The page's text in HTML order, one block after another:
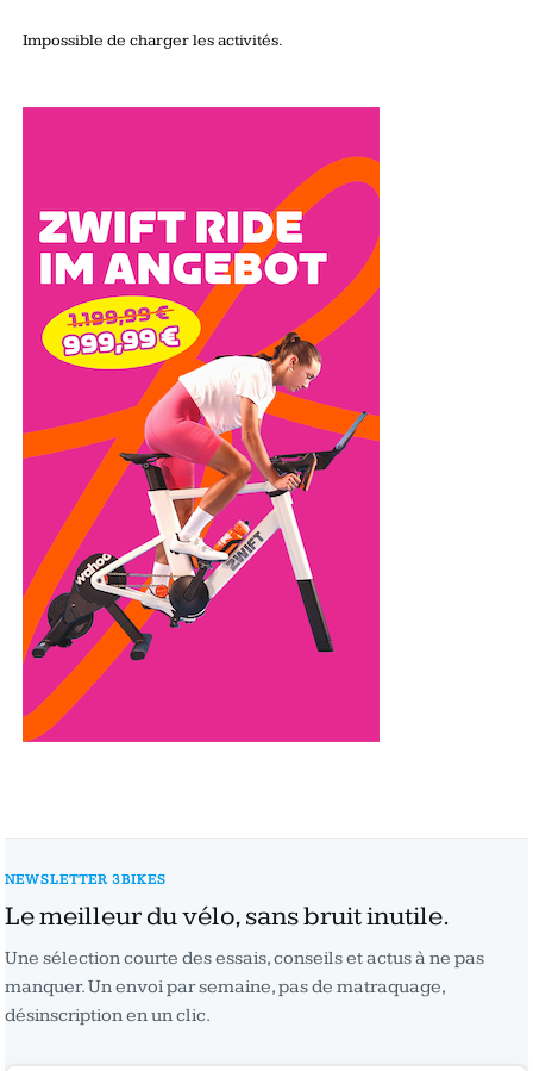
Impossible de charger les activités.
NEWSLETTER 3BIKES
Le meilleur du vélo, sans bruit inutile.
Une sélection courte des essais, conseils et actus à ne pas
manquer. Un envoi par semaine, pas de matraquage,
désinscription en un clic.